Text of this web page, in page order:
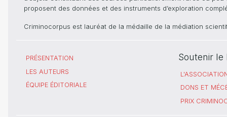
proposent des données et des instruments d’exploration
Criminocorpus est lauréat de la médaille de la médiation
PRÉSENTATION
LES AUTEURS
ÉQUIPE ÉDITORIALE
Soutenir le
DONS ET
PRIX